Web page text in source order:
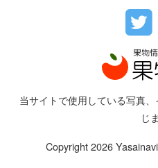
当サイトで使用している写真
じ
Copyright 2026